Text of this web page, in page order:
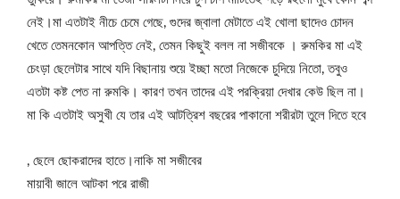
নেই।মা এতটাই নীচে চেমে গেছে, গুদের জ্বালা মেটাতে এই খোলা ছাদেও চোদন
খেতে তেমনকোন আপত্তি নেই, তেমন কিছুই বলল না সজীবকে । রুমকির মা এই
চেংড়া ছেলেটার সাথে যদি বিছানায় শুয়ে ইচ্ছা মতো নিজেকে চুদিয়ে নিতো, তবুও
এতটা কষ্ট পেত না রুমকি। কারণ তখন তাদের এই পরক্রিয়া দেখার কেউ ছিল না।
মা কি এতটাই অসুখী যে তার এই আটত্রিশ বছরের পাকানো শরীরটা তুলে দিতে হবে
, ছেলে ছোকরাদের হাতে।নাকি মা সজীবের
মায়াবী জালে আটকা পরে রাজী